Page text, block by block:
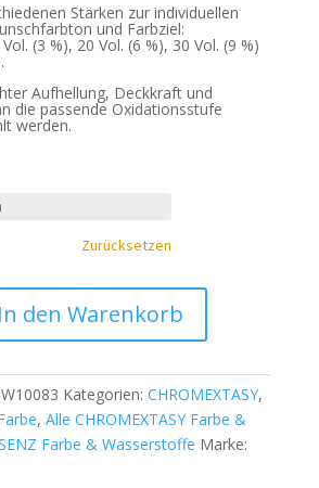
Stärken zur individuellen
und Farbziel:
(3 %), 20 Vol. (6 %), 30 Vol. (9 %)
Aufhellung, Deckkraft und
die passende Oxidationsstufe
werden.
Zurücksetzen
In den Warenkorb
Kategorien: CHROMEXTASY,
, Alle CHROMEXTASY Farbe &
Farbe & Wasserstoffe Marke: